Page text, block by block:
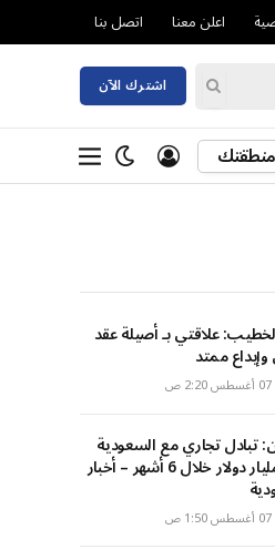
اعلن معنا اتصل بنا
اشترك الآن
علاقتي بـ أصيلة عقد
ممتد
تبادل تجاري مع السعودية
بـ50 مليار دولار خلال 6 أشهر – أخبار